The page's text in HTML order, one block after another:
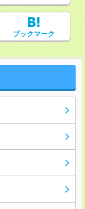
ブックマーク